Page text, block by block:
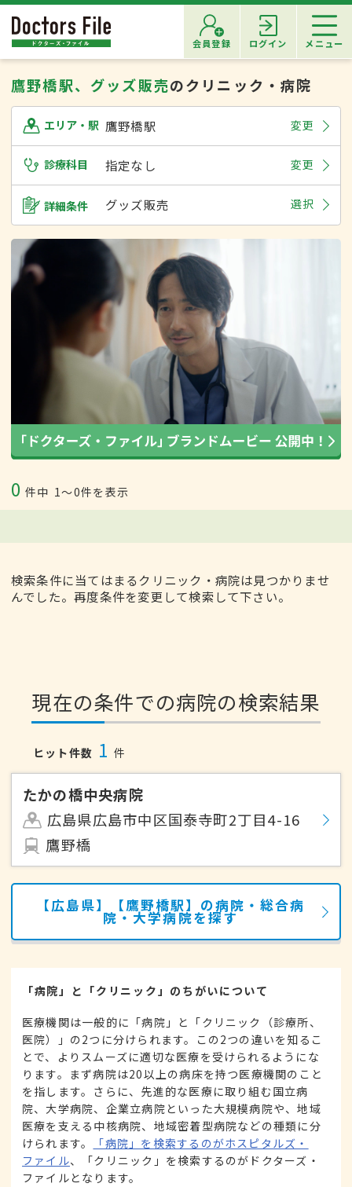
会員登録 ログイン メニュー
鷹野橋駅、グッズ販売のクリニック・病院
エリア・駅 鷹野橋駅 変更
診療科目 指定なし 変更
詳細条件 グッズ販売 選択
0 件中 1〜0件を表示
検索条件に当てはまるクリニック・病院は見つかりませ
んでした。再度条件を変更して検索して下さい。
現在の条件での病院の検索結果
ヒット件数 1 件
たかの橋中央病院
広島県広島市中区国泰寺町2丁目4-16
鷹野橋
【広島県】【鷹野橋駅】の病院・総合病
院・大学病院を探す
「病院」と「クリニック」のちがいについて
医療機関は一般的に「病院」と「クリニック（診療所、
医院）」の2つに分けられます。この2つの違いを知るこ
とで、よりスムーズに適切な医療を受けられるようにな
ります。まず病院は20以上の病床を持つ医療機関のこと
を指します。さらに、先進的な医療に取り組む国立病
院、大学病院、企業立病院といった大規模病院や、地域
医療を支える中核病院、地域密着型病院などの種類に分
けられます。
「病院」を検索するのがホスピタルズ・
ファイル、「クリニック」を検索するのがドクターズ・
ファイルとなります。